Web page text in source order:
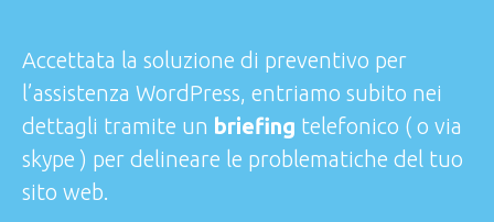
Accettata la soluzione di preventivo per
l’assistenza WordPress, entriamo subito nei
dettagli tramite un briefing telefonico ( o via
skype ) per delineare le problematiche del tuo
sito web.